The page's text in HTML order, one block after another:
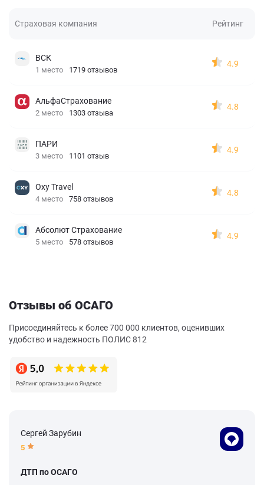
Страховая компания Рейтинг
ВСК
1 место 1719 отзывов
4.9
АльфаСтрахование
2 место 1303 отзыва
4.8
ПАРИ
3 место 1101 отзыв
4.9
Oxy Travel
4 место 758 отзывов
4.8
Абсолют Страхование
5 место 578 отзывов
4.9
Отзывы об ОСАГО
Присоединяйтесь к более 700 000 клиентов, оценивших
удобство и надежность ПОЛИС 812
Сергей Зарубин
5
ДТП по ОСАГО